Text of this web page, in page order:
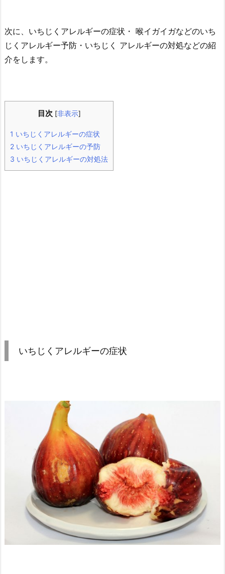
次に、いちじくアレルギーの症状・ 喉イガイガなどのいち
じくアレルギー予防・いちじく アレルギーの対処などの紹
介をします。
目次 [非表示]
1 いちじくアレルギーの症状
2 いちじくアレルギーの予防
3 いちじくアレルギーの対処法
いちじくアレルギーの症状